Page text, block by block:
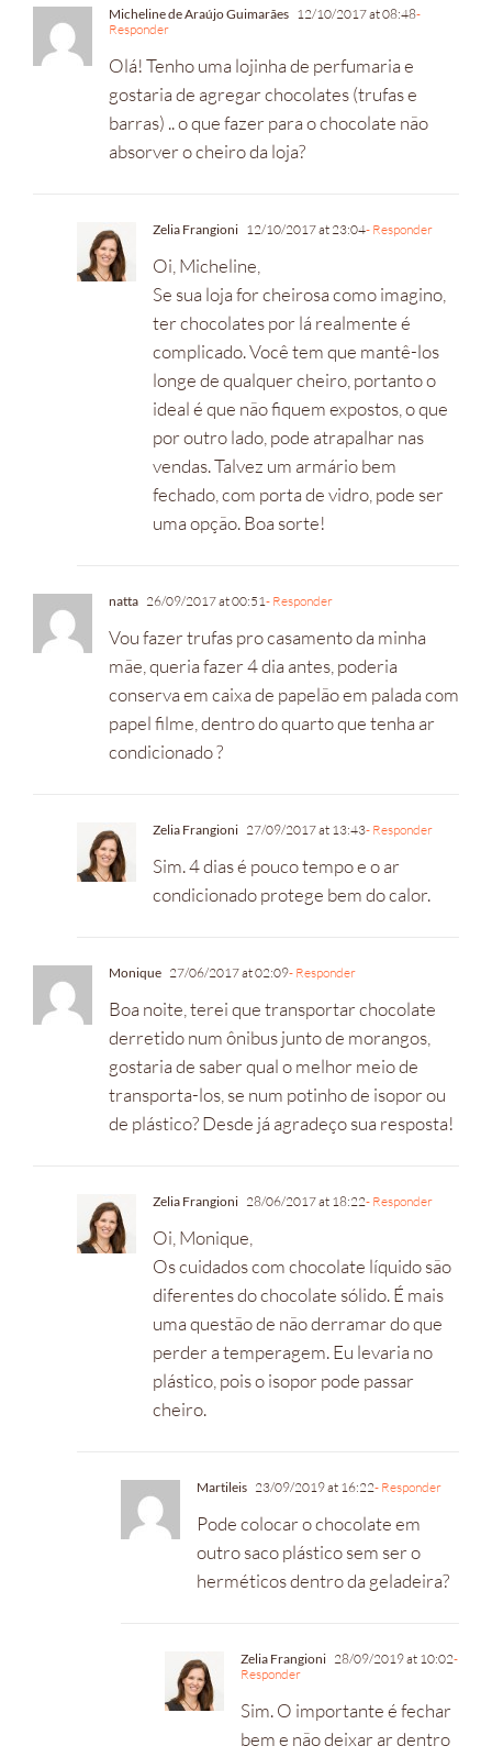
Micheline de Araújo Guimarães 12/10/2017 at 08:48-
Responder
Olá! Tenho uma lojinha de perfumaria e
gostaria de agregar chocolates (trufas e
barras) .. o que fazer para o chocolate não
absorver o cheiro da loja?
Zelia Frangioni 12/10/2017 at 23:04- Responder
Oi, Micheline,
Se sua loja for cheirosa como imagino,
ter chocolates por lá realmente é
complicado. Você tem que mantê-los
longe de qualquer cheiro, portanto o
ideal é que não fiquem expostos, o que
por outro lado, pode atrapalhar nas
vendas. Talvez um armário bem
fechado, com porta de vidro, pode ser
uma opção. Boa sorte!
natta 26/09/2017 at 00:51- Responder
Vou fazer trufas pro casamento da minha
mãe, queria fazer 4 dia antes, poderia
conserva em caixa de papelão em palada com
papel filme, dentro do quarto que tenha ar
condicionado ?
Zelia Frangioni 27/09/2017 at 13:43- Responder
Sim. 4 dias é pouco tempo e o ar
condicionado protege bem do calor.
Monique 27/06/2017 at 02:09- Responder
Boa noite, terei que transportar chocolate
derretido num ônibus junto de morangos,
gostaria de saber qual o melhor meio de
transporta-los, se num potinho de isopor ou
de plástico? Desde já agradeço sua resposta!
Zelia Frangioni 28/06/2017 at 18:22- Responder
Oi, Monique,
Os cuidados com chocolate líquido são
diferentes do chocolate sólido. É mais
uma questão de não derramar do que
perder a temperagem. Eu levaria no
plástico, pois o isopor pode passar
cheiro.
Martileis 23/09/2019 at 16:22- Responder
Pode colocar o chocolate em
outro saco plástico sem ser o
herméticos dentro da geladeira?
Zelia Frangioni 28/09/2019 at 10:02-
Responder
Sim. O importante é fechar
bem e não deixar ar dentro